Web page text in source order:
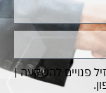
מעל 1 מיליון ₪ נזיל פנויים להשקעה |